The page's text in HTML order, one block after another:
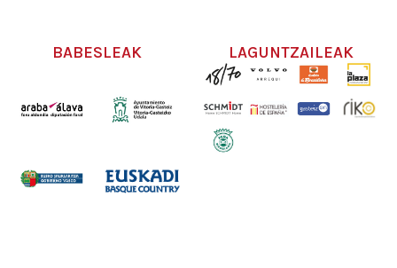
BABESLEAK LAGUNTZAILEAK